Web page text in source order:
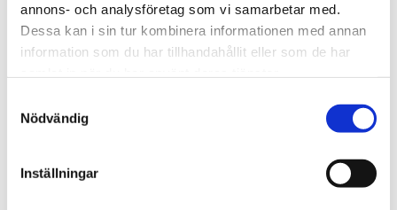
annons- och analysföretag som vi samarbetar med.
Dessa kan i sin tur kombinera informationen med annan
information som du har tillhandahållit eller som de har
Nödvändig
Inställningar
30 dagars öppet köp - gäller ej företagskunder eller beställningsvaror
VISA ALLT INOM BLOCKLJUS
SE HELA VARUMÄRKET